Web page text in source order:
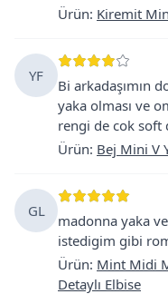
Ürün: Kiremit
YF
Bi arkadaşımın
yaka olması ve
rengi de cok soft
Ürün: Bej Mini V
GL
madonna yaka
istedigim gibi
Ürün: Mint Midi
Detaylı Elbise